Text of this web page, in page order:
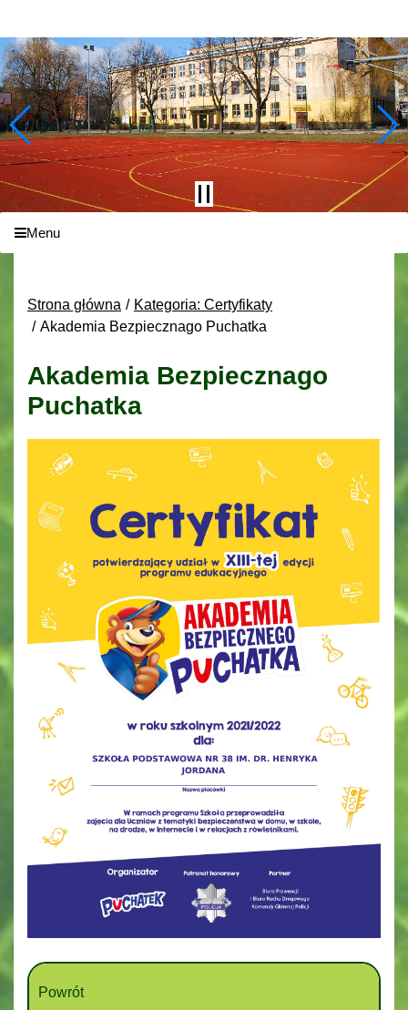
Menu
Strona główna
Kategoria: Certyfikaty
Akademia Bezpiecznago Puchatka
Akademia Bezpiecznago
Puchatka
Powrót